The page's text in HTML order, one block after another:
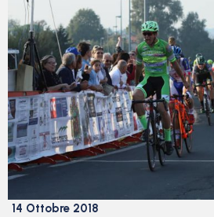
14 Ottobre 2018